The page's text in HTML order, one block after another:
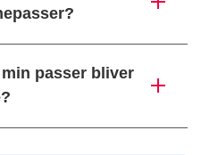
passer bliver